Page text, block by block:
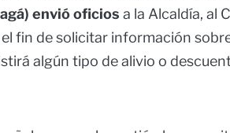
envió oficios a la Alcaldía, al
fin de solicitar información
algún tipo de alivio o